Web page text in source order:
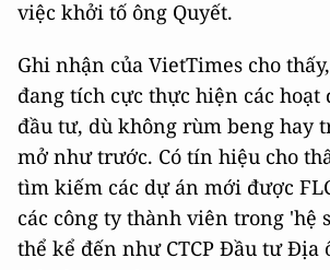
việc khởi tố ông Quyết.
Ghi nhận của VietTimes cho
đang tích cực thực hiện các hoạt
đầu tư, dù không rùm beng hay
mở như trước. Có tín hiệu cho
tìm kiếm các dự án mới được
các công ty thành viên trong 'hệ
thể kể đến như CTCP Đầu tư Địa